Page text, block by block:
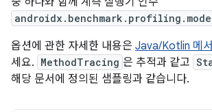
androidx.benchmark.profiling.mode
옵션에 관한 자세한 내용은 Java/Kotlin 메
세요. MethodTracing 은 추적과 같고
해당 문서에 정의된 샘플링과 같습니다.